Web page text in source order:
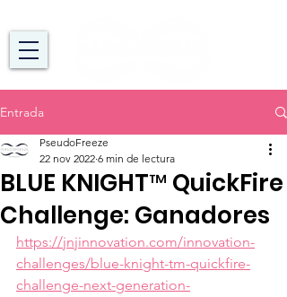
Entrada
BLUE KNIGHT™ QuickFire
Challenge: Ganadores
PseudoFreeze
22 nov 2022 6 min de lectura
https://jnjinnovation.com/innovation-
challenges/blue-knight-tm-quickfire-
challenge-next-generation-